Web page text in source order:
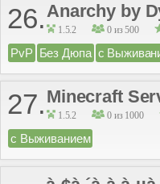
26.Anarchy by
1.5.2 0 из 500
PvP Без Дюпа с
27. Minecraft
1.5.2 0 из 1000
с Выживанием